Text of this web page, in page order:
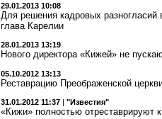
29.01.2013 10:08
Для решения кадровых разногласий
глава Карелии
28.01.2013 13:19
Нового директора «Кижей» не
05.10.2012 13:13
Реставрацию Преображенской
31.01.2012 11:37 | "Известия"
«Кижи» полностью отреставрируют